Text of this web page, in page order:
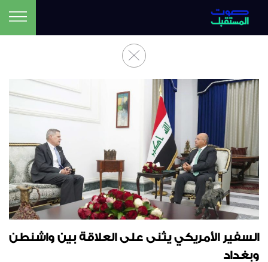
السفير الأمريكي يثنى على العلاقة بين واشنطن
وبغداد